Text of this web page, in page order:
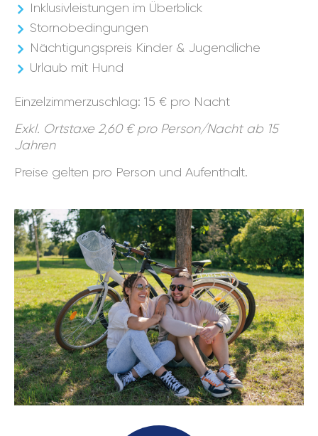
Inklusivleistungen im Überblick
Stornobedingungen
Nächtigungspreis Kinder & Jugendliche
Urlaub mit Hund
Einzelzimmerzuschlag: 15 € pro Nacht
Exkl. Ortstaxe 2,60 € pro Person/Nacht ab 15
Jahren
Preise gelten pro Person und Aufenthalt.